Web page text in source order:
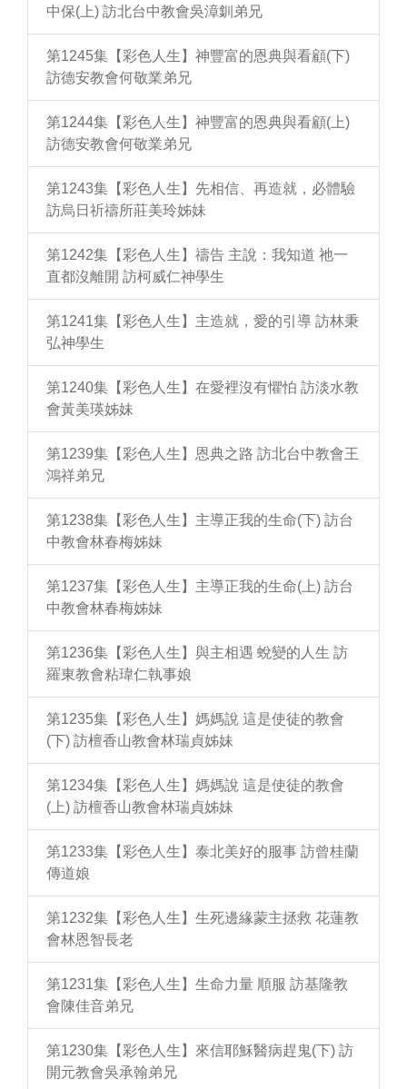
中保(上) 訪北台中教會吳漳釧弟兄
第1245集【彩色人生】神豐富的恩典與看顧(下)
訪德安教會何敬業弟兄
第1244集【彩色人生】神豐富的恩典與看顧(上)
訪德安教會何敬業弟兄
第1243集【彩色人生】先相信、再造就，必體驗
訪烏日祈禱所莊美玲姊妹
第1242集【彩色人生】禱告 主說：我知道 祂一
直都沒離開 訪柯威仁神學生
第1241集【彩色人生】主造就，愛的引導 訪林秉
弘神學生
第1240集【彩色人生】在愛裡沒有懼怕 訪淡水教
會黃美瑛姊妹
第1239集【彩色人生】恩典之路 訪北台中教會王
鴻祥弟兄
第1238集【彩色人生】主導正我的生命(下) 訪台
中教會林春梅姊妹
第1237集【彩色人生】主導正我的生命(上) 訪台
中教會林春梅姊妹
第1236集【彩色人生】與主相遇 蛻變的人生 訪
羅東教會粘瑋仁執事娘
第1235集【彩色人生】媽媽說 這是使徒的教會
(下) 訪檀香山教會林瑞貞姊妹
第1234集【彩色人生】媽媽說 這是使徒的教會
(上) 訪檀香山教會林瑞貞姊妹
第1233集【彩色人生】泰北美好的服事 訪曾桂蘭
傳道娘
第1232集【彩色人生】生死邊緣蒙主拯救 花蓮教
會林恩智長老
第1231集【彩色人生】生命力量 順服 訪基隆教
會陳佳音弟兄
第1230集【彩色人生】來信耶穌醫病趕鬼(下) 訪
開元教會吳承翰弟兄